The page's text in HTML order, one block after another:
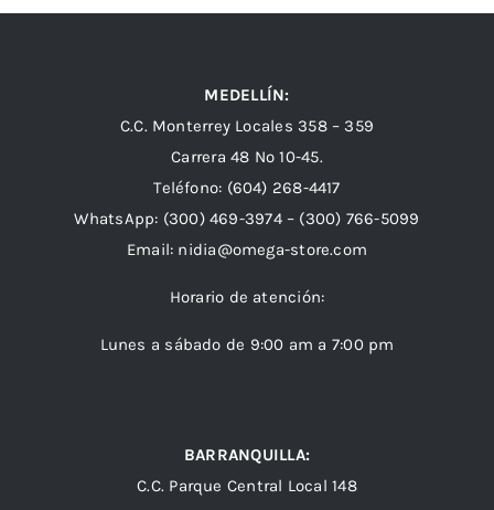
MEDELLÍN:
C.C. Monterrey Locales 358 – 359
Carrera 48 Nº 10-45.
Teléfono: (604) 268-4417
WhatsApp: (300) 469-3974 – (300) 766-5099
Email: nidia@omega-store.com
Horario de atención:
Lunes a sábado de 9:00 am a 7:00 pm
BARRANQUILLA:
C.C. Parque Central Local 148